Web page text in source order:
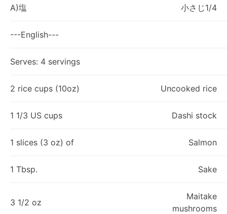
A)塩 小さじ1/4
---English---
Serves: 4 servings
2 rice cups (10oz) Uncooked rice
1 1/3 US cups Dashi stock
1 slices (3 oz) of Salmon
1 Tbsp. Sake
3 1/2 oz
Maitake
mushrooms